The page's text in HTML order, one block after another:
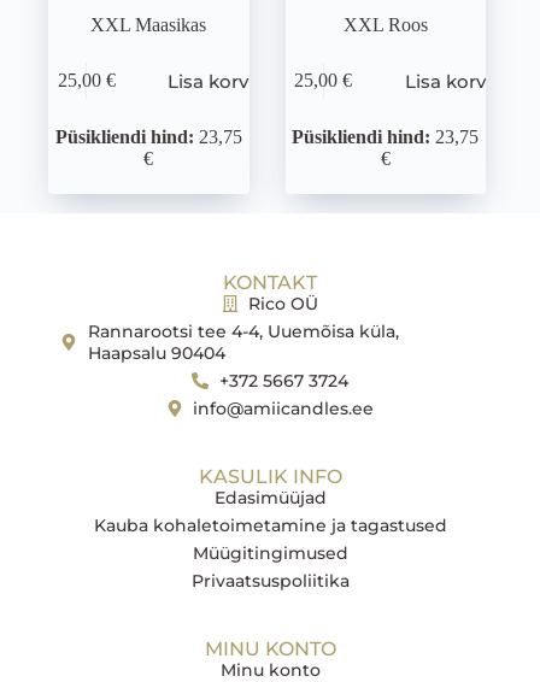
XXL Maasikas
25,00 € Lisa korvi
Püsikliendi hind: 23,75
€
XXL Roos
25,00€ Lisa korvi
Püsikliendi hind: 23,75
€
KONTAKT
Rico OÜ
Rannarootsi tee 4-4, Uuemõisa küla,
Haapsalu 90404
+372 5667 3724
info@amiicandles.ee
KASULIK INFO
Edasimüüjad
Kauba kohaletoimetamine ja tagastused
Müügitingimused
Privaatsuspoliitika
MINU KONTO
Minu konto